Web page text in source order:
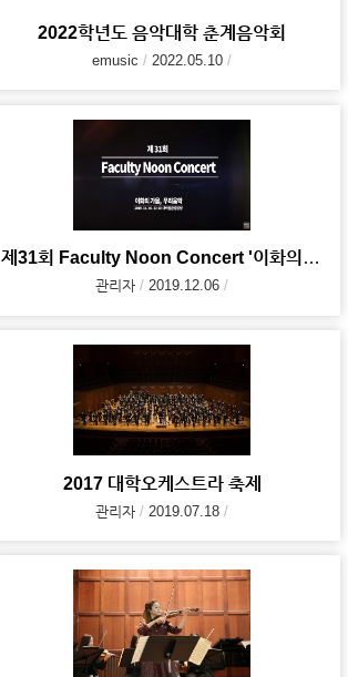
2022학년도 음악대학 춘계음악회
emusic 2022.05.10
제31회 Faculty Noon Concert '이화의 가을, 우리음악'
관리자 2019.12.06
2017 대학오케스트라 축제
관리자 2019.07.18